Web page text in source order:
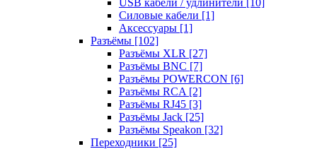
USB кабели / удлинители [10]
Силовые кабели [1]
Аксессуары [1]
Разъёмы [102]
Разъёмы XLR [27]
Разъёмы BNC [7]
Разъёмы POWERCON [6]
Разъёмы RCA [2]
Разъёмы RJ45 [3]
Разъёмы Jack [25]
Разъёмы Speakon [32]
Переходники [25]